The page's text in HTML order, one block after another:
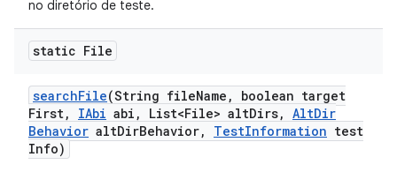
no diretório de teste.
static File
searchFile(String fileName ,
boolean target
First, IAbi abi , List<File> altDirs, AltDir
Behavior altDirBehavior, TestInformation test
Info)